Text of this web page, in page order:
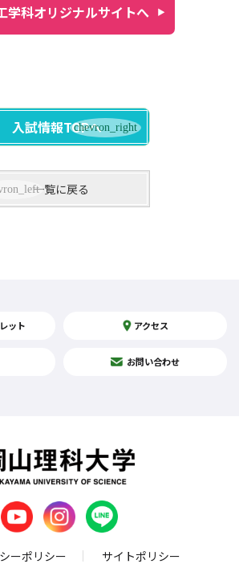
学科オリジナルサイトへ
入試情報TOPへ
一覧に戻る
ット アクセス
お問い合わせ
ーポリシー サイトポリシー